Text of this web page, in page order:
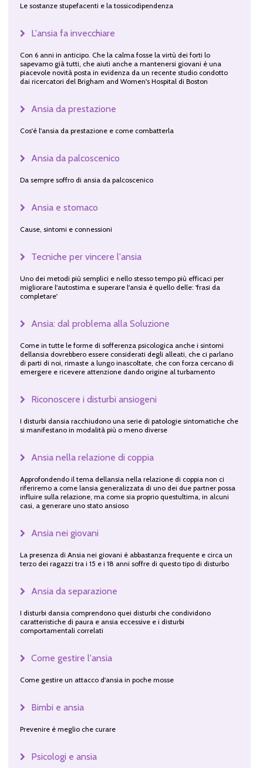
Le sostanze stupefacenti e la tossicodipendenza
L'ansia fa invecchiare
Con 6 anni in anticipo. Che la calma fosse la virtù dei forti lo
sapevamo già tutti, che aiuti anche a mantenersi giovani è una
piacevole novità posta in evidenza da un recente studio condotto
dai ricercatori del Brigham and Women's Hospital di Boston
Ansia da prestazione
Cos'è l'ansia da prestazione e come combatterla
Ansia da palcoscenico
Da sempre soffro di ansia da palcoscenico
Ansia e stomaco
Cause, sintomi e connessioni
Tecniche per vincere l'ansia
Uno dei metodi più semplici e nello stesso tempo più efficaci per
migliorare l'autostima e superare l'ansia è quello delle: 'frasi da
completare'
Ansia: dal problema alla Soluzione
Come in tutte le forme di sofferenza psicologica anche i sintomi
dellansia dovrebbero essere considerati degli alleati, che ci parlano
di parti di noi, rimaste a lungo inascoltate, che con forza cercano di
emergere e ricevere attenzione dando origine al turbamento
Riconoscere i disturbi ansiogeni
I disturbi dansia racchiudono una serie di patologie sintomatiche che
si manifestano in modalità più o meno diverse
Ansia nella relazione di coppia
Approfondendo il tema dellansia nella relazione di coppia non ci
riferiremo a come lansia generalizzata di uno dei due partner possa
influire sulla relazione, ma come sia proprio questultima, in alcuni
casi, a generare uno stato ansioso
Ansia nei giovani
La presenza di Ansia nei giovani è abbastanza frequente e circa un
terzo dei ragazzi tra i 15 e i 18 anni soffre di questo tipo di disturbo
Ansia da separazione
I disturbi dansia comprendono quei disturbi che condividono
caratteristiche di paura e ansia eccessive e i disturbi
comportamentali correlati
Come gestire l'ansia
Come gestire un attacco d'ansia in poche mosse
Bimbi e ansia
Prevenire è meglio che curare
Psicologi e ansia